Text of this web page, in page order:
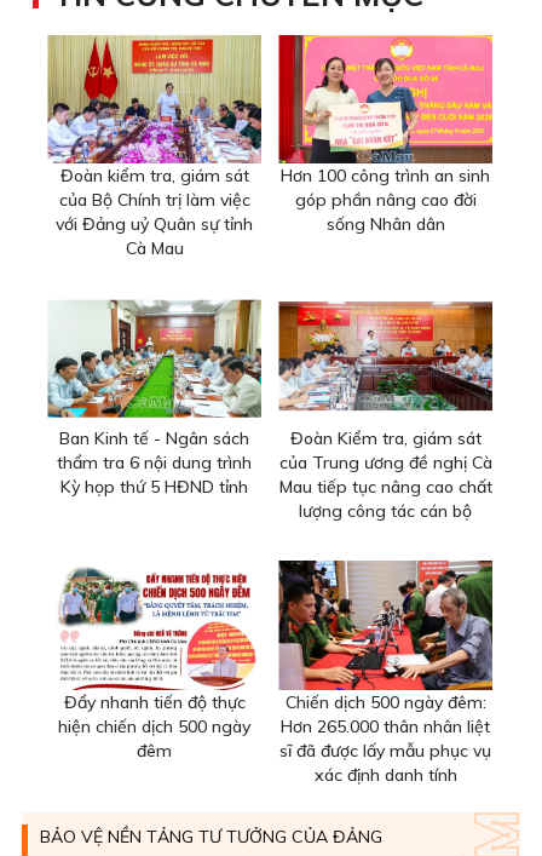
Đoàn kiểm tra, giám sát
của Bộ Chính trị làm việc
với Đảng uỷ Quân sự tỉnh
Cà Mau
Hơn 100 công trình an sinh
góp phần nâng cao đời
sống Nhân dân
Ban Kinh tế - Ngân sách
thẩm tra 6 nội dung trình
Kỳ họp thứ 5 HĐND tỉnh
Đoàn Kiểm tra, giám sát
của Trung ương đề nghị Cà
Mau tiếp tục nâng cao chất
lượng công tác cán bộ
Đẩy nhanh tiến độ thực
hiện chiến dịch 500 ngày
đêm
Chiến dịch 500 ngày đêm:
Hơn 265.000 thân nhân liệt
sĩ đã được lấy mẫu phục vụ
xác định danh tính
BẢO VỆ NỀN TẢNG TƯ TƯỞNG CỦA ĐẢNG